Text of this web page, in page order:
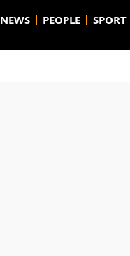
NEWS PEOPLE SPORT